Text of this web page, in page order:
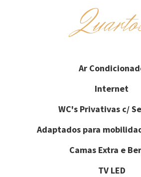
Ar
Internet
WC's Privativas c/
Adaptados para
Camas Extra e
TV LED